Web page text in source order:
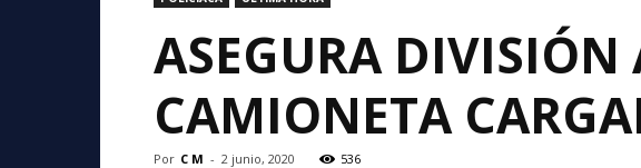
ASEGURA DIVISIÓN
CAMIONETA
Por C M - 2 junio, 2020 536